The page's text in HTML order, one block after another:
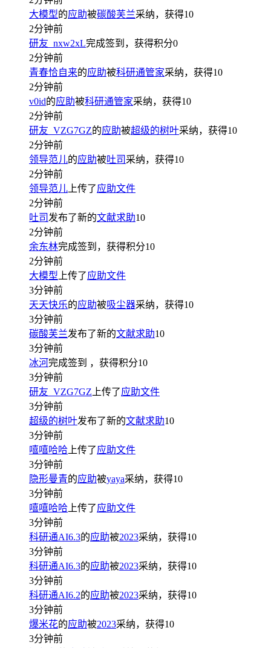
大模型的应助被碳酸芙兰采纳，获得10
2分钟前
研友_nxw2xL完成签到，获得积分0
2分钟前
青春恰自来的应助被科研通管家采纳，获得10
2分钟前
v0id的应助被科研通管家采纳，获得10
2分钟前
研友_VZG7GZ的应助被超级的树叶采纳，获得10
2分钟前
领导范儿的应助被吐司 采纳，获得10
2分钟前
领导范儿 上传了应助文件
2分钟前
吐司 发布了新的文献求助10
2分钟前
余东林完成签到，获得积分10
2分钟前
大模型 上传了应助文件
3分钟前
天天快乐的应助被吸尘器采纳，获得10
3分钟前
碳酸芙兰发布了新的文献求助10
3分钟前
冰河完成签到 ，获得积分10
3分钟前
研友_VZG7GZ 上传了应助文件
3分钟前
超级的树叶发布了新的文献求助10
3分钟前
嘻嘻哈哈 上传了应助文件
3分钟前
隐形曼青的应助被yaya采纳，获得10
3分钟前
嘻嘻哈哈 上传了应助文件
3分钟前
科研通AI6.3的应助被2023采纳，获得10
3分钟前
科研通AI6.3的应助被2023采纳，获得10
3分钟前
科研通AI6.2的应助被2023采纳，获得10
3分钟前
爆米花的应助被2023采纳，获得10
3分钟前